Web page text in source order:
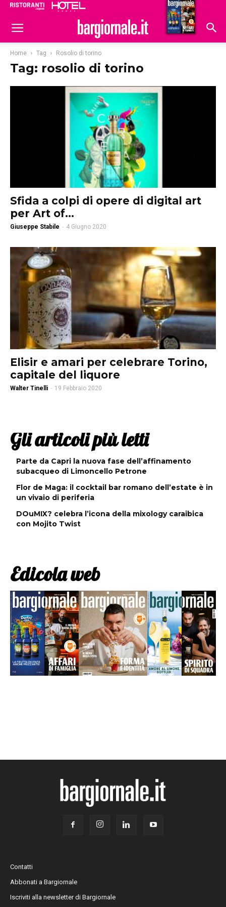
Hoteldomani
Home Tag Rosolio di torino
Tag: rosolio di torino
Sfida a colpi di opere di digital art
per Art of...
Giuseppe Stabile - 4 Giugno 2020
Elisir e amari per celebrare Torino,
capitale del liquore
Walter Tinelli - 19 Febbraio 2020
Gli articoli più letti
Parte da Capri la nuova fase dell’affinamento
subacqueo di Limoncello Petrone
Flor de Maga: il cocktail bar romano dell’estate è in
un vivaio di periferia
DOuMIX? celebra l’icona della mixology caraibica
con Mojito Twist
Edicola web
Contatti
Abbonati a Bargiornale
Iscriviti alla newsletter di Bargiornale